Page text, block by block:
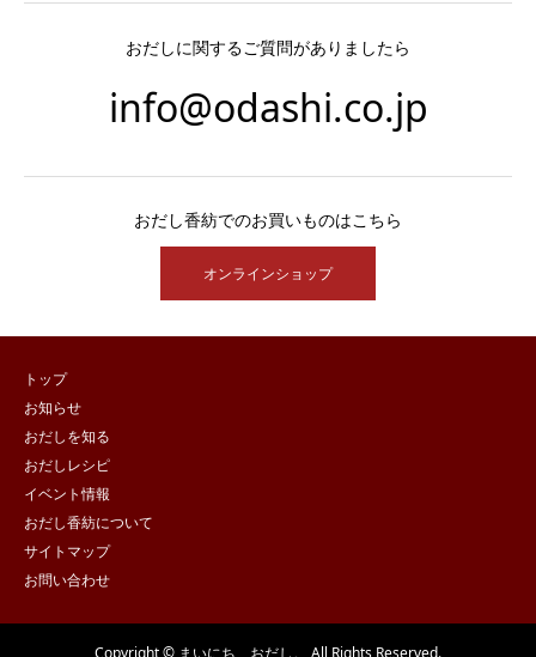
おだしに関するご質問がありましたら
info@odashi.co.jp
おだし香紡でのお買いものはこちら
オンラインショップ
トップ
お知らせ
おだしを知る
おだしレシピ
イベント情報
おだし香紡について
サイトマップ
お問い合わせ
Copyright © まいにち、おだし。 All Rights Reserved.